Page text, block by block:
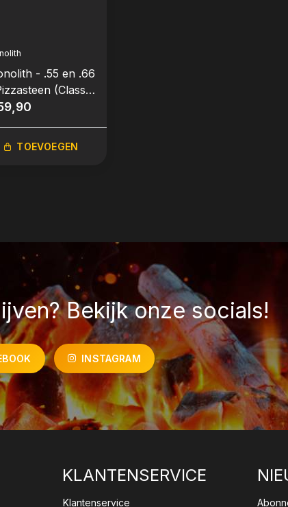
- .55 en .66
(Classic
TOEVOEGEN
Bekijk onze socials!
INSTAGRAM
KLANTENSERVICE
Klantenservice